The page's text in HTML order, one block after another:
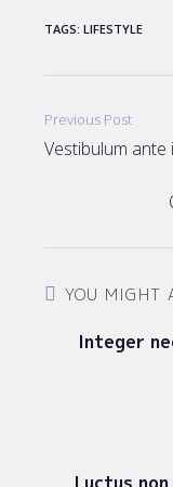
TAGS:LIFESTYLE
Read
more
articles
Previous Post
Vestibulum ante
YOU MIGHT
Integer